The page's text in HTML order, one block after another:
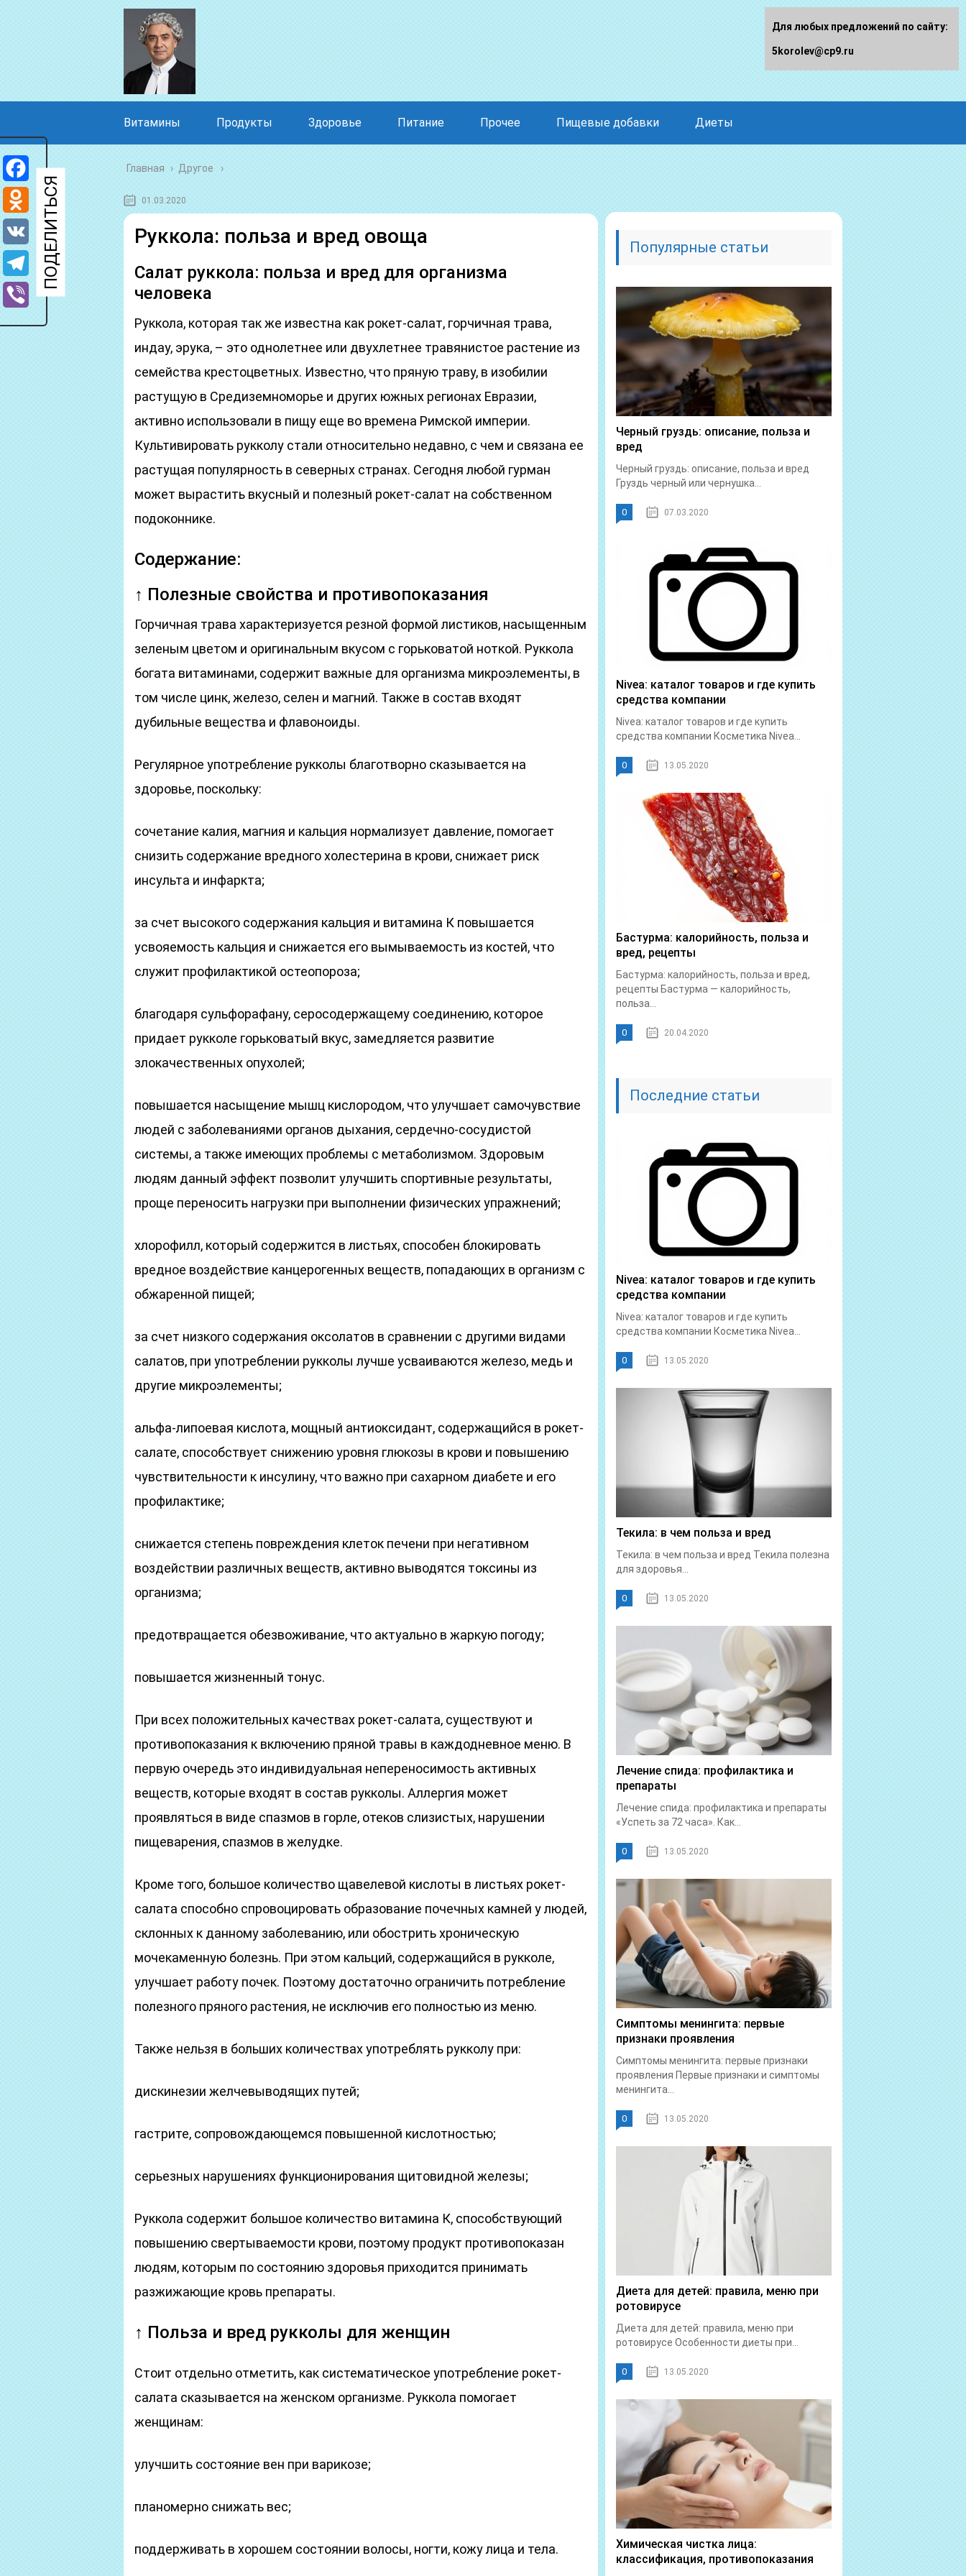
Витамины Продукты Здоровье Питание Прочее Пищевые добавки Диеты
Главная › Другое
01.03.2020
Руккола: польза и вред овоща
Салат руккола: польза и вред для организма
человека
Руккола, которая так же известна как рокет-салат, горчичная трава,
индау, эрука, – это однолетнее или двухлетнее травянистое растение из
семейства крестоцветных. Известно, что пряную траву, в изобилии
растущую в Средиземноморье и других южных регионах Евразии,
активно использовали в пищу еще во времена Римской империи.
Культивировать рукколу стали относительно недавно, с чем и связана ее
растущая популярность в северных странах. Сегодня любой гурман
может вырастить вкусный и полезный рокет-салат на собственном
подоконнике.
Содержание:
↑ Полезные свойства и противопоказания
Горчичная трава характеризуется резной формой листиков, насыщенным
зеленым цветом и оригинальным вкусом с горьковатой ноткой. Руккола
богата витаминами, содержит важные для организма микроэлементы, в
том числе цинк, железо, селен и магний. Также в состав входят
дубильные вещества и флавоноиды.
Регулярное употребление рукколы благотворно сказывается на
здоровье, поскольку:
сочетание калия, магния и кальция нормализует давление, помогает
снизить содержание вредного холестерина в крови, снижает риск
инсульта и инфаркта;
за счет высокого содержания кальция и витамина К повышается
усвояемость кальция и снижается его вымываемость из костей, что
служит профилактикой остеопороза;
благодаря сульфорафану, серосодержащему соединению, которое
придает рукколе горьковатый вкус, замедляется развитие
злокачественных опухолей;
повышается насыщение мышц кислородом, что улучшает самочувствие
людей с заболеваниями органов дыхания, сердечно-сосудистой
системы, а также имеющих проблемы с метаболизмом. Здоровым
людям данный эффект позволит улучшить спортивные результаты,
проще переносить нагрузки при выполнении физических упражнений;
хлорофилл, который содержится в листьях, способен блокировать
вредное воздействие канцерогенных веществ, попадающих в организм с
обжаренной пищей;
за счет низкого содержания оксолатов в сравнении с другими видами
салатов, при употреблении рукколы лучше усваиваются железо, медь и
другие микроэлементы;
альфа-липоевая кислота, мощный антиоксидант, содержащийся в рокет-
салате, способствует снижению уровня глюкозы в крови и повышению
чувствительности к инсулину, что важно при сахарном диабете и его
профилактике;
снижается степень повреждения клеток печени при негативном
воздействии различных веществ, активно выводятся токсины из
организма;
предотвращается обезвоживание, что актуально в жаркую погоду;
повышается жизненный тонус.
При всех положительных качествах рокет-салата, существуют и
противопоказания к включению пряной травы в каждодневное меню. В
первую очередь это индивидуальная непереносимость активных
веществ, которые входят в состав рукколы. Аллергия может
проявляться в виде спазмов в горле, отеков слизистых, нарушении
пищеварения, спазмов в желудке.
Кроме того, большое количество щавелевой кислоты в листьях рокет-
салата способно спровоцировать образование почечных камней у людей,
склонных к данному заболеванию, или обострить хроническую
мочекаменную болезнь. При этом кальций, содержащийся в рукколе,
улучшает работу почек. Поэтому достаточно ограничить потребление
полезного пряного растения, не исключив его полностью из меню.
Также нельзя в больших количествах употреблять рукколу при:
дискинезии желчевыводящих путей;
гастрите, сопровождающемся повышенной кислотностью;
серьезных нарушениях функционирования щитовидной железы;
Руккола содержит большое количество витамина К, способствующий
повышению свертываемости крови, поэтому продукт противопоказан
людям, которым по состоянию здоровья приходится принимать
разжижающие кровь препараты.
↑ Польза и вред рукколы для женщин
Стоит отдельно отметить, как систематическое употребление рокет-
салата сказывается на женском организме. Руккола помогает
женщинам:
улучшить состояние вен при варикозе;
планомерно снижать вес;
поддерживать в хорошем состоянии волосы, ногти, кожу лица и тела.
Популярные статьи
Черный груздь: описание, польза и
вред
Черный груздь: описание, польза и вред
Груздь черный или чернушка...
0 07.03.2020
Nivea: каталог товаров и где купить
средства компании
Nivea: каталог товаров и где купить
средства компании Косметика Nivea...
0 13.05.2020
Бастурма: калорийность, польза и
вред, рецепты
Бастурма: калорийность, польза и вред,
рецепты Бастурма — калорийность,
польза...
0 20.04.2020
Последние статьи
Nivea: каталог товаров и где купить
средства компании
Nivea: каталог товаров и где купить
средства компании Косметика Nivea...
0 13.05.2020
Текила: в чем польза и вред
Текила: в чем польза и вред Текила полезна
для здоровья...
0 13.05.2020
Лечение спида: профилактика и
препараты
Лечение спида: профилактика и препараты
«Успеть за 72 часа». Как...
0 13.05.2020
Симптомы менингита: первые
признаки проявления
Симптомы менингита: первые признаки
проявления Первые признаки и симптомы
менингита...
0 13.05.2020
Диета для детей: правила, меню при
ротовирусе
Диета для детей: правила, меню при
ротовирусе Особенности диеты при...
0 13.05.2020
Химическая чистка лица:
классификация, противопоказания
Facebook
Odnoklassniki
VK
Telegram
Viber
Для любых предложений по сайту:
5korolev@cp9.ru